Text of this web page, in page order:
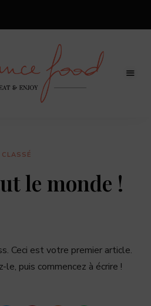
CLASSÉ
le monde !
Ceci est votre premier article.
puis commencez à écrire !